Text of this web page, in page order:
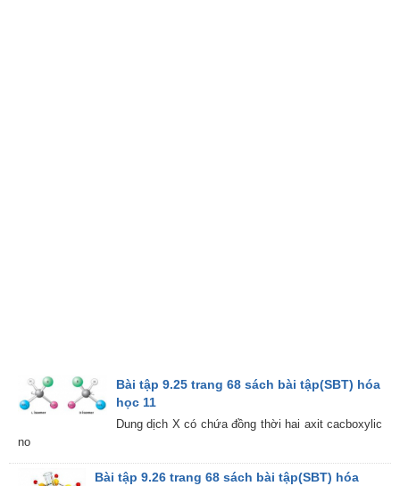
Bài tập 9.25 trang 68 sách bài tập(SBT) hóa
học 11
Dung dịch X có chứa đồng thời hai axit cacboxylic
no
Bài tập 9.26 trang 68 sách bài tập(SBT) hóa